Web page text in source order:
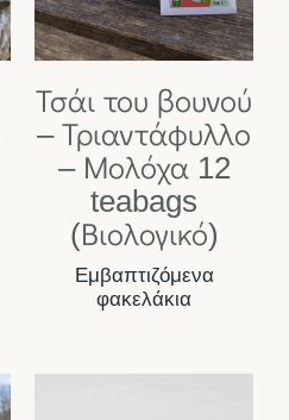
Τσάι του βουνού
– Τριαντάφυλλο
– Μολόχα 12
teabags
(Βιολογικό)
Εμβαπτιζόμενα
φακελάκια